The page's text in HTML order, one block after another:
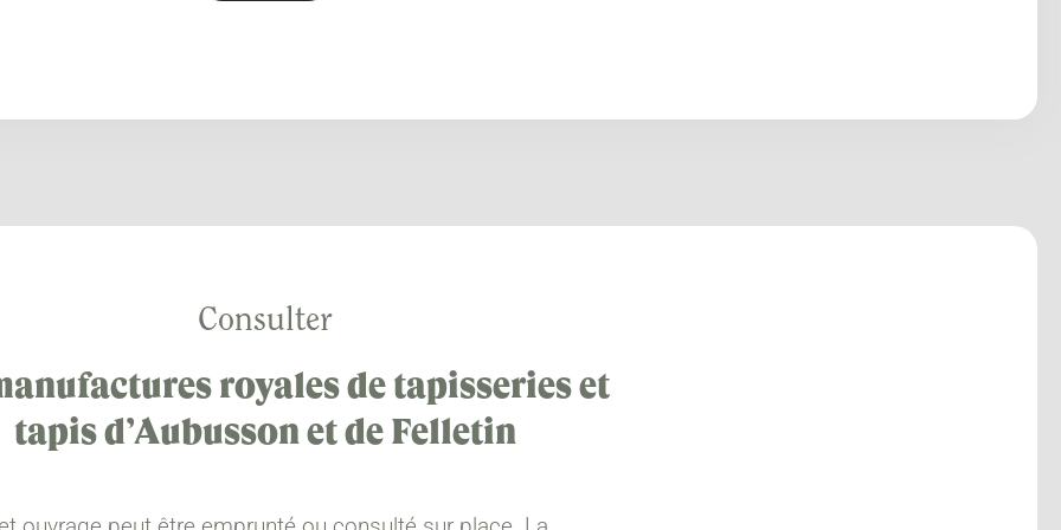
Consulter
royales de tapisseries et
tapis d’Aubusson et de Felletin